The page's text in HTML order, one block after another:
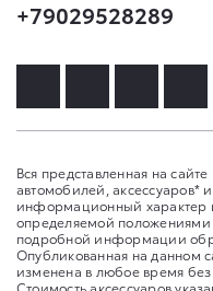
+79029528289
Вся представленная на
автомобилей, аксессуаров*
информационный характер
определяемой положениями
подробной информации
Опубликованная на данном
изменена в любое время
Стоимость аксессуаров